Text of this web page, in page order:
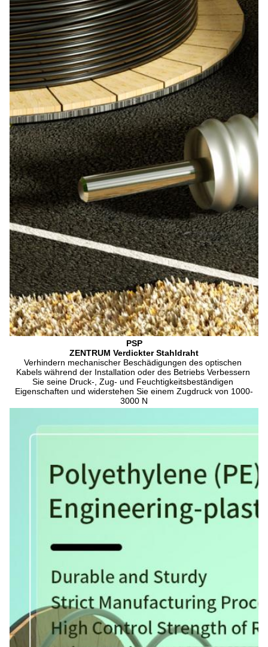
PSP
ZENTRUM Verdickter Stahldraht
Verhindern mechanischer Beschädigungen des optischen
Kabels während der Installation oder des Betriebs Verbessern
Sie seine Druck-, Zug- und Feuchtigkeitsbeständigen
Eigenschaften und widerstehen Sie einem Zugdruck von 1000-
3000 N